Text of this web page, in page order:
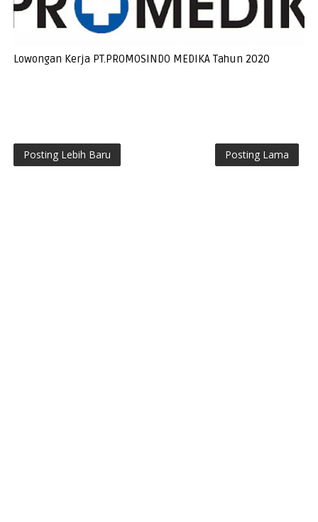
Lowongan Kerja PT.PROMOSINDO MEDIKA Tahun 2020
Posting Lebih Baru Posting Lama